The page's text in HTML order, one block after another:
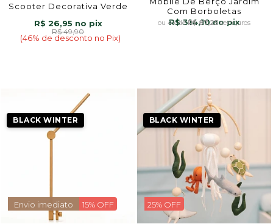
Scooter Decorativa Verde
R$ 26,95
R$ 49,90
(46% de desconto no Pix)
Com Borboletas
R$ 314,10
4xdeR$ 87,25sem juros
Envio imediato 15% OFF
BLACK WINTER
25% OFF
BLACK WINTER